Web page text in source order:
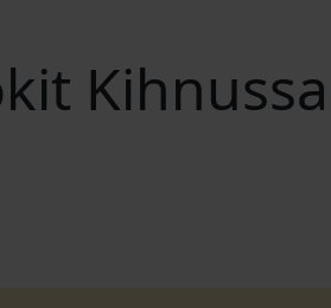
Kihnussa